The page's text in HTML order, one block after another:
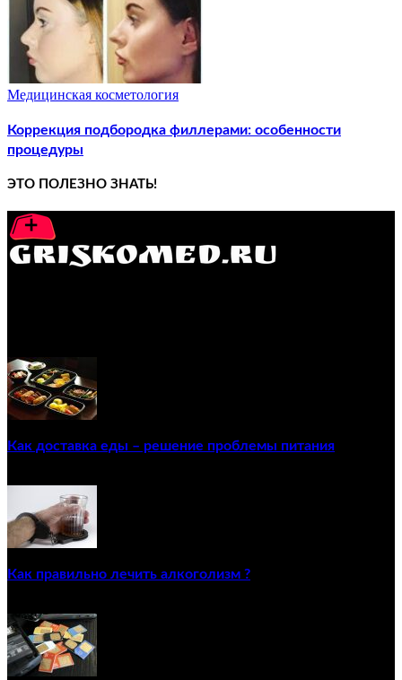
Медицинская косметология
Коррекция подбородка филлерами: особенности
процедуры
ЭТО ПОЛЕЗНО ЗНАТЬ!
Как доставка еды – решение проблемы питания
Как правильно лечить алкоголизм ?